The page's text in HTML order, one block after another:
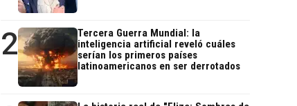
2
Tercera Guerra Mundial: la
inteligencia artificial reveló cuáles
serían los primeros países
latinoamericanos en ser derrotados